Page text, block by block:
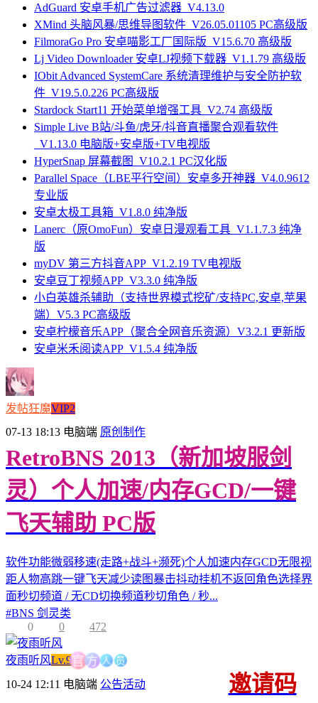
AdGuard 安卓手机广告过滤器_V4.13.0
XMind 头脑风暴/思维导图软件_V26.05.01105 PC高级版
FilmoraGo Pro 安卓喵影工厂国际版_V15.6.70 高级版
Lj Video Downloader 安卓LJ视频下载器_V1.1.79 高级版
IObit Advanced SystemCare 系统清理维护与安全防护软
件_V19.5.0.226 PC高级版
Stardock Start11 开始菜单增强工具_V2.74 高级版
Simple Live B站/斗鱼/虎牙/抖音直播聚合观看软件
_V1.13.0 电脑版+安卓版+TV电视版
HyperSnap 屏幕截图_V10.2.1 PC汉化版
Parallel Space（LBE平行空间）安卓多开神器_V4.0.9612
专业版
安卓太极工具箱_V1.8.0 纯净版
Lanerc（原OmoFun）安卓日漫观看工具_V1.1.7.3 纯净
版
myDV 第三方抖音APP_V1.2.19 TV电视版
安卓豆丁视频APP_V3.3.0 纯净版
小白英雄杀辅助（支持世界模式挖矿/支持PC,安卓,苹果
端）V5.3 PC高级版
安卓柠檬音乐APP（聚合全网音乐资源）V3.2.1 更新版
安卓米禾阅读APP_V1.5.4 纯净版
发帖狂魔VIP2
07-13 18:13 电脑端 原创制作
RetroBNS 2013（新加坡服剑
灵）个人加速/内存GCD/一键
飞天辅助 PC版
软件功能微弱移速(走路+战斗+濒死)个人加速内存GCD无限视
距人物高跳一键飞天减少读图暴击抖动挂机不返回角色选择界
面秒切频道 / 无CD切换频道秒切角色 / 秒...
#BNS 剑灵类
0
0 472
夜雨听风Lv.9官方人员
10-24 12:11 电脑端 公告活动
邀请码